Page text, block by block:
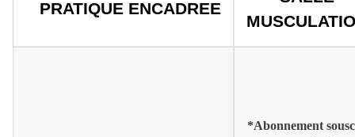
PRATIQUE ENCADREE
*Abonnement